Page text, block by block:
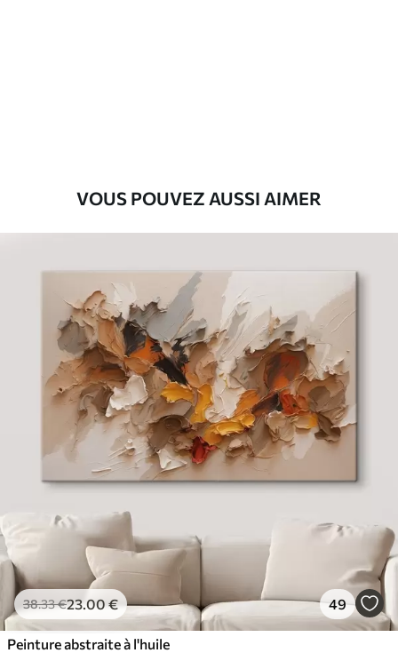
VOUS POUVEZ AUSSI AIMER
38.33€23.00€ 49
Peinture abstraite à l'huile